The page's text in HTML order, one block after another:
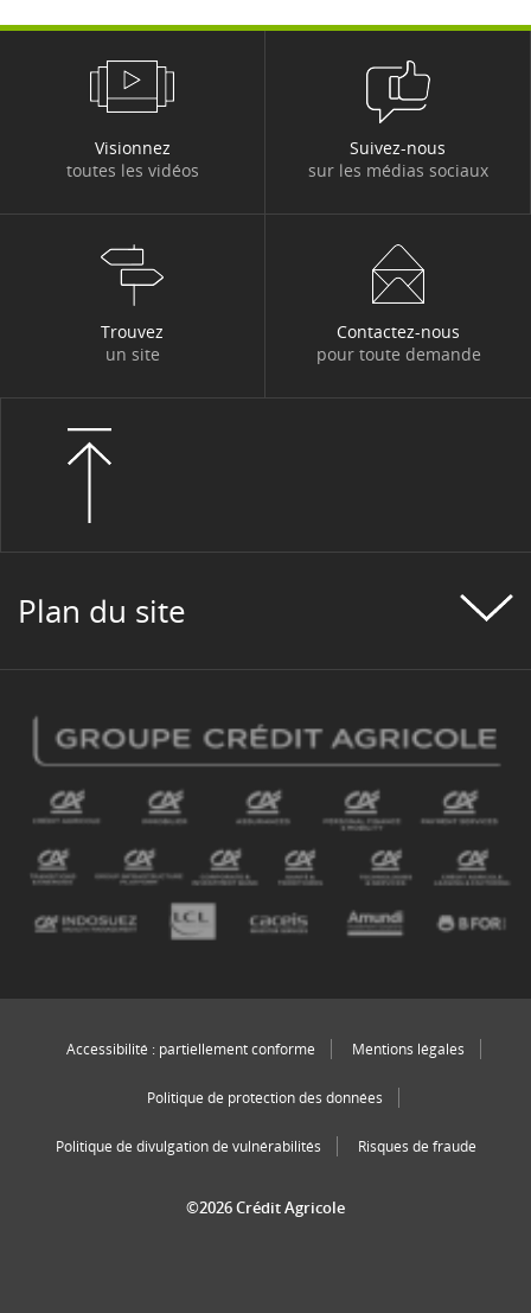
Visionnez
toutes les vidéos
Suivez-nous
sur les médias sociaux
Trouvez
un site
Contactez-nous
pour toute demande
Plan du site
Accessibilité : partiellement conforme Mentions légales
Politique de protection des données
Politique de divulgation de vulnérabilités Risques de fraude
©2026 Crédit Agricole